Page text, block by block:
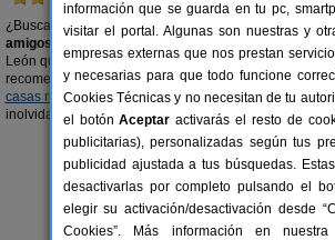
¿Buscas una casa rural enLeónpara disfrutar en
amigos o amigas
? Organiza tu viaje con tu gente en
León que más se ajuste a las características de tu
recomendamos visitar las secciones decasas rurales
casas rurales en el campo en Leónpara que podáis
inolvidable en buena compañía.
información que se guarda en tu pc,
visitar el portal. Algunas son nuestras y
empresas externas que nos prestan
y necesarias para que todo funcione
Cookies Técnicas y no necesitan de tu
el botónAceptar activarás el resto de
publicitarias), personalizadas según tus
publicidad ajustada a tus búsquedas.
desactivarlas por completo pulsando el
elegir su activación/desactivación desde
Cookies”. Más información en nuestra